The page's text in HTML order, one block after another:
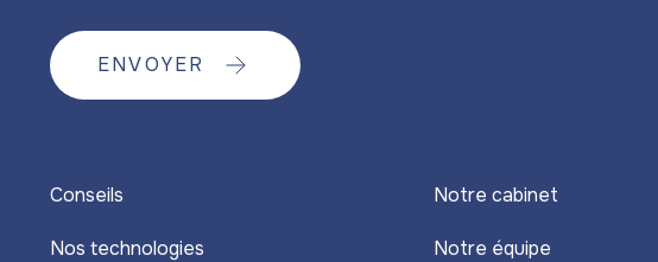
ENVOYER
Conseils
Nos technologies
Notre cabinet
Notre équipe